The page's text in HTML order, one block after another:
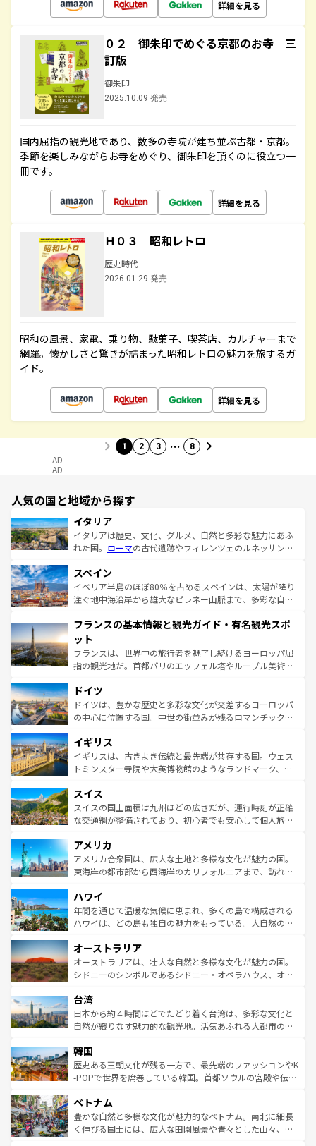
詳細を見る
０２ 御朱印でめぐる京都のお寺 三
訂版
御朱印
2025.10.09 発売
国内屈指の観光地であり、数多の寺院が建ち並ぶ古都・京都。
季節を楽しみながらお寺をめぐり、御朱印を頂くのに役立つ一
冊です。
詳細を見る
Ｈ０３ 昭和レトロ
歴史時代
2026.01.29 発売
昭和の風景、家電、乗り物、駄菓子、喫茶店、カルチャーまで
網羅。懐かしさと驚きが詰まった昭和レトロの魅力を旅するガ
イド。
詳細を見る
1 2 3 … 8
AD
AD
人気の国と地域から探す
イタリア
イタリアは歴史、文化、グルメ、自然と多彩な魅力にあふ
れた国。 ローマの古代遺跡やフィレンツェのルネッサンス
ろん、トスカーナの美しい田園風景やアマルフィ海岸の絶
景など、自然景観も見逃せない。観光の合間には、本場の
ピザやパスタなど、絶品のイタリア料理を堪能することも
ませてくれるイタリアで、忘れられない旅をしてみよう！
なお、新着のイタリア情報は
しい。
スペイン
イベリア半島のほぼ80％を占めるスペインは、太陽が降り
注ぐ地中海沿岸から雄大なピレネー山脈まで、多彩な自然
文化が根付くこの国では、情熱的なフラメンコ、熱気あふ
れる闘牛、そして美味しいタパスが生活の一部となってい
る。首都マドリードの洗練された雰囲気や、バルセロナの
アートに溢れた街角から、地方では古代ローマ遺跡や中世
せる。地方によって風土や気候が異なるスペインはその個
性で訪れる人を魅了する。 なお、新着のスペイン情報は コ
ンテンツ一覧を参照してほしい。
フランスの基本情報と観光ガイド・有名観光スポ
ット
フランスは、世界中の旅行者を魅了し続けるヨーロッパ屈
指の観光地だ。首都パリのエッフェル塔やルーブル美術館
で、幅広い魅力が詰まっている。華麗な宮殿、歴史的な大
聖堂、美しいビーチ、そして豊かな自然が、訪れる者を心
から魅了する。また、フランスは美食の国としても知ら
いる。シャンパンの発祥地であるランス、プロヴァンスの
香り高いラベンダー畑など、多彩な楽しみ方が可能だ。さ
らに、パリ以外の地域にも魅力が溢れており、どの街角に
れる地方に足を運ぶとそれぞれで全く異なる文化を体験で
きるだろう。 なお、新着のフランス情報はコンテンツ一覧
を参照してほしい。
ドイツ
ドイツは、豊かな歴史と多彩な文化が交差するヨーロッパ
の中心に位置する国。中世の街並みが残るロマンチック街
顔を持つこの国は、どこを歩いても飽きることがない。ベ
ルリンの文化的活気、バイエルン州のアルプスの絶景、そ
してライン川沿いのワイン畑といった風景は必見。ビール
は、お酒好きな人にはぜひ体験してほしい。 なお、新着の
ドイツ情報はコンテンツ一覧を参照してほしい。
イギリス
イギリスは、古きよき伝統と最先端が共存する国。ウェス
トミンスター寺院や大英博物館のようなランドマーク、歴
リアごとに異なる魅力がある。また、優雅なアフタヌーン
ティー、ビール好きにはたまらない英国パブ、サッカー観
戦など、本場だからこそできる体験も豊富。イギリスを旅
ンツ一覧を参照してほしい。
スイス
スイスの国土面積は九州ほどの広さだが、運行時刻が正確
な交通網が整備されており、初心者でも安心して個人旅行
の建物がそのまま残る町や、スイスならではのユニークな
博物館もあり、アルプス観光だけでなく町歩きも満喫する
ことができる。国民の所得が高いため物価も高いが、旅行
ば市内交通費無料で観光を楽しむこともできる。 なお、新
着のスイス情報はコンテンツ一覧 を参照してほしい。
アメリカ
アメリカ合衆国は、広大な土地と多様な文化が魅力の国。
東海岸の都市部から西海岸のカリフォルニアまで、訪れる
のような巨大都市は、観光、ショッピング、エンターテイ
ンメントが詰まった刺激的なスポットだ。一方、アメリカ
西部には大自然が広がり、グランドキャニオンやイエロー
部のニューオーリンズでは、音楽と美食が融合した独特の
文化が魅力。旅行者はアメリカの各地域で異なる魅力を楽
しみながら、その多様性と豊かな歴史を感じることができ
ならではの贅沢な旅のスタイルだ。 なお、新着のアメリカ
情報はコンテンツ一覧を参照してほしい。
ハワイ
年間を通じて温暖な気候に恵まれ、多くの島で構成される
ハワイは、どの島も独自の魅力をもっている。大自然の神
ワイ島は見逃せない。また、定番の観光地といえばオアフ
島だが、静かな自然を求めるならマウイ島やカウアイ島が
おすすめ。エメラルドグリーンに輝く海をはじめ、豊かな
れるおもてなしの心で訪れる人々を迎えてくれるハワイの
人々、おいしいローカルフードやハワイアンミュージッ
ク、伝統的なフラダンスなど、すべてがハワイの魅力を彩
ワイを、存分に味わってほしい。 なお、新着のハワイ情報
はコンテンツ一覧を参照してほしい。
オーストラリア
オーストラリアは、壮大な自然と多様な文化が魅力の国。
シドニーのシンボルであるシドニー・オペラハウス、オー
リアリーフや大陸中央部にそびえるウルル（エアーズロッ
ク）、タスマニアの美しい原生林やケアンズの熱帯雨林な
ど、見どころがたくさん。また、カフェやワイン、オージ
いる。アクティビティも充実しており、サーフィンやダイ
ビング、ハイキングなど、アウトドア好きにはたまらな
い。オーストラリアの多彩な魅力を存分に味わいつくそ
参照してほしい。
台湾
日本から約４時間ほどでたどり着く台湾は、多彩な文化と
自然が織りなす魅力的な観光地。活気あふれる大都市の台
ン）、静ひつな山岳地帯である台湾東部など、都市の喧騒
と山間の静けさが共存しており、訪れる人に新しい発見と
驚きをもたらしてくれる。また、奥深い台湾の食文化も魅
容にもいいと評判のスイーツなど、バラエティ豊かな料理
が味わえる。 なお、新着の台湾情報は コンテンツ一覧を参
照してほしい。
韓国
歴史ある王朝文化が残る一方で、最先端のファッションやK
-POPで世界を席巻している韓国。首都ソウルの宮殿や伝統
き、地方に足を延ばせば四季折々の自然美を楽しむことが
できる。そして、キムチや焼肉、絶品のストリートフード
まで、さまざまな韓国料理が待っている。夜には、韓国な
ベトナム
豊かな自然と多様な文化が魅力的なベトナム。南北に細長
く伸びる国土には、広大な田園風景や青々とした山々、世